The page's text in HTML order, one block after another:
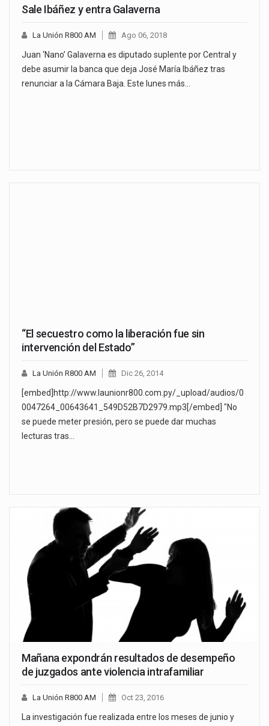
Sale Ibáñez y entra Galaverna
La Unión R800 AM Ago 06, 2018
Juan ‘Nano’ Galaverna es diputado suplente por Central y
debe asumir la banca que deja José María Ibáñez tras
renunciar a la Cámara Baja. Este lunes más…
“El secuestro como la liberación fue sin
intervención del Estado”
La Unión R800 AM Dic 26, 2014
[embed]http://www.launionr800.com.py/_upload/audios/0
0047264_00643641_549D52B7D2979.mp3[/embed] "No
se puede meter presión, pero se puede dar muchas
lecturas tras…
Mañana expondrán resultados de desempeño
de juzgados ante violencia intrafamiliar
La Unión R800 AM Oct 23, 2016
La investigación fue realizada entre los meses de junio y